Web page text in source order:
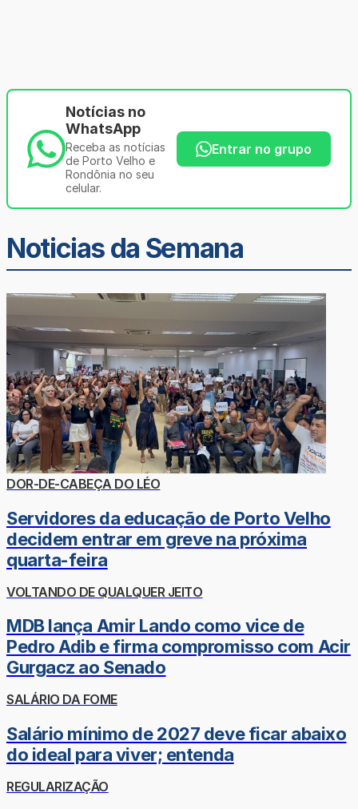
Notícias no
WhatsApp
Receba as notícias
de Porto Velho e
Rondônia no seu
celular.
Entrar no grupo
Noticias da Semana
DOR-DE-CABEÇA DO LÉO
Servidores da educação de Porto Velho
decidem entrar em greve na próxima
quarta-feira
VOLTANDO DE QUALQUER JEITO
MDB lança Amir Lando como vice de
Pedro Adib e firma compromisso com Acir
Gurgacz ao Senado
SALÁRIO DA FOME
Salário mínimo de 2027 deve ficar abaixo
do ideal para viver; entenda
REGULARIZAÇÃO